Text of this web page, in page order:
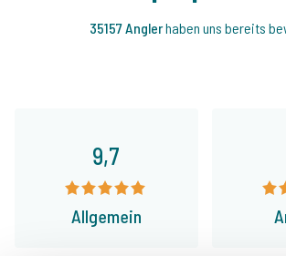
35157 Anglerhaben uns bereits
9,7
Allgemein